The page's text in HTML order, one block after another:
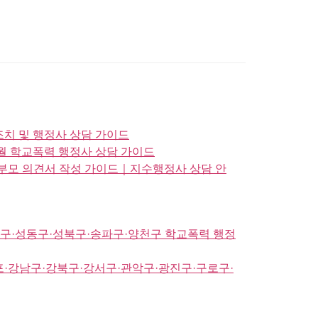
치 및 행정사 상담 가이드
학교폭력 행정사 상담 가이드
모 의견서 작성 가이드｜지수행정사 상담 안
성동구·성북구·송파구·양천구 학교폭력 행정
남구·강북구·강서구·관악구·광진구·구로구·